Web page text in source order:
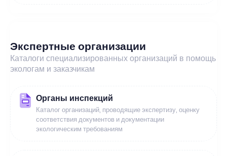
Экспертные организации
Каталоги специализированных организаций в помощь
экологам и заказчикам
Органы инспекций
Каталог организаций, проводящие экспертизу, оценку
соответствия документов и документации
экологическим требованиям